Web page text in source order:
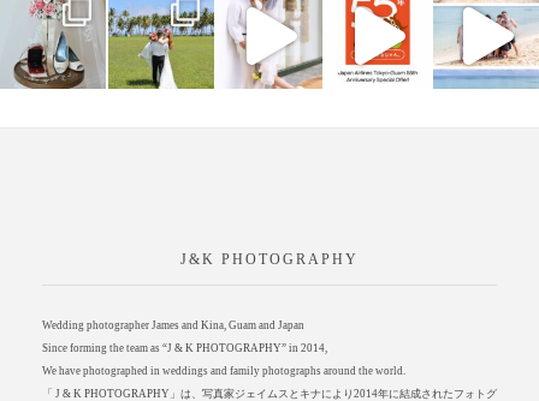
J&K PHOTOGRAPHY
Wedding photographer James and Kina, Guam and Japan
Since forming the team as “J & K PHOTOGRAPHY” in 2014,
We have photographed in weddings and family photographs around the world.
「 J & K PHOTOGRAPHY」は、写真家ジェイムスとキナにより2014年に結成されたフォトグ